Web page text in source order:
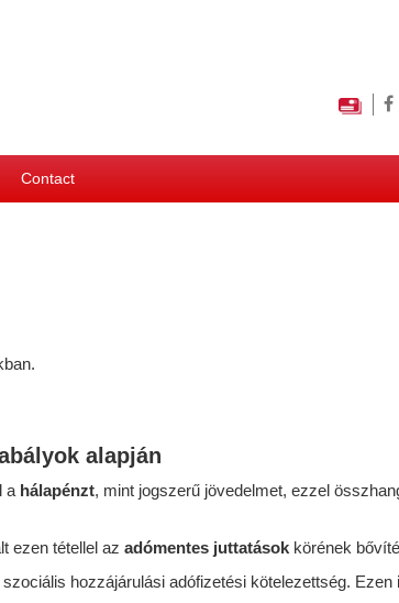
Contact
alapján
a hálapénzt, mint jogszerű jövedelmet, ezzel
ezen tétellel az adómentes juttatások körének
hozzájárulási adófizetési kötelezettség.